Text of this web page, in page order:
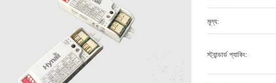
মূল্য:
স্ট্যান্ডার্ড প্যাকিং: